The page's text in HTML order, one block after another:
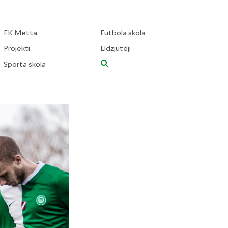
FK Metta
Projekti
Sporta skola
Futbola skola
Līdzjutēji